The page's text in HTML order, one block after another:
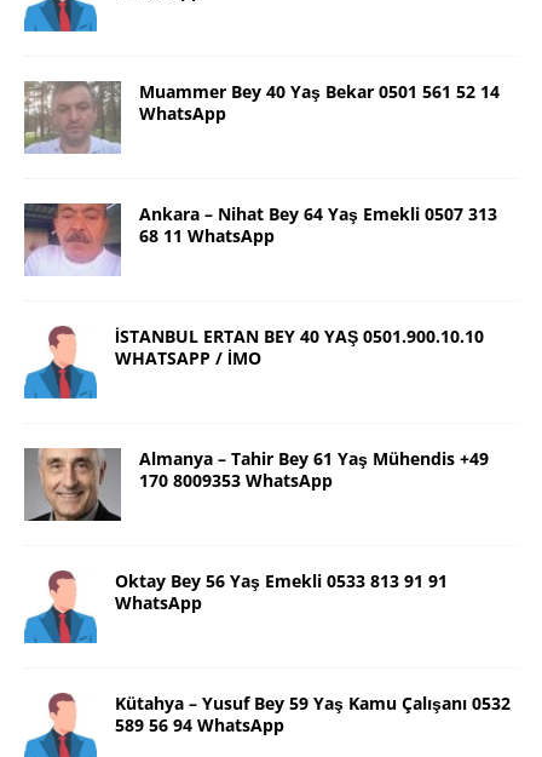
Muammer Bey 40 Yaş Bekar 0501 561 52 14
WhatsApp
Ankara – Nihat Bey 64 Yaş Emekli 0507 313
68 11 WhatsApp
İSTANBUL ERTAN BEY 40 YAŞ 0501.900.10.10
WHATSAPP / İMO
Almanya – Tahir Bey 61 Yaş Mühendis +49
170 8009353 WhatsApp
Oktay Bey 56 Yaş Emekli 0533 813 91 91
WhatsApp
Kütahya – Yusuf Bey 59 Yaş Kamu Çalışanı 0532
589 56 94 WhatsApp